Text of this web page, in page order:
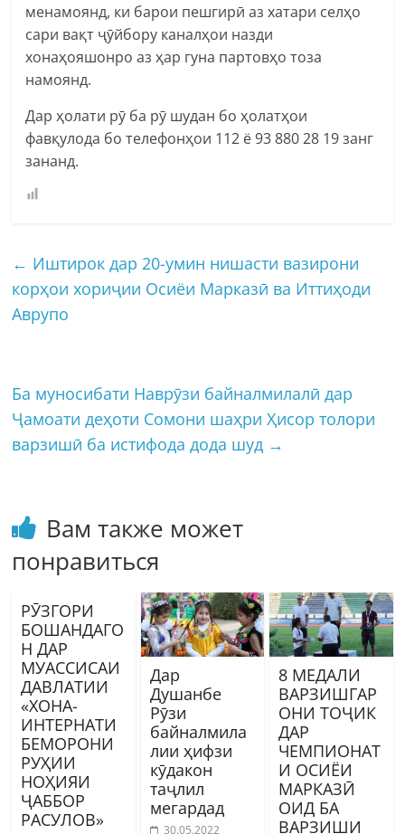
менамоянд, ки барои пешгирӣ аз хатари селҳо
сари вақт ҷӯйбору каналҳои назди
хонаҳояшонро аз ҳар гуна партовҳо тоза
намоянд.
Дар ҳолати рӯ ба рӯ шудан бо ҳолатҳои
фавқулода бо телефонҳои 112 ё 93 880 28 19 занг
зананд.
← Иштирок дар 20-умин нишасти вазирони
корҳои хориҷии Осиёи Марказӣ ва Иттиҳоди
Аврупо
Ба муносибати Наврӯзи байналмилалӣ дар
Ҷамоати деҳоти Сомони шаҳри Ҳисор толори
варзишӣ ба истифода дода шуд →
Вам также может
понравиться
РӮЗГОРИ
БОШАНДАГО
Н ДАР
МУАССИСАИ
ДАВЛАТИИ
«ХОНА-
ИНТЕРНАТИ
БЕМОРОНИ
РУҲИИ
НОҲИЯИ
ҶАББОР
РАСУЛОВ»
Дар
Душанбе
Рӯзи
байналмила
лии ҳифзи
кӯдакон
таҷлил
мегардад
30.05.2022
8 МЕДАЛИ
ВАРЗИШГАР
ОНИ ТОҶИК
ДАР
ЧЕМПИОНАТ
И ОСИЁИ
МАРКАЗӢ
ОИД БА
ВАРЗИШИ